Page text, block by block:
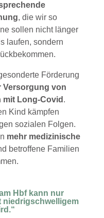
, die wir so
sollen nicht länger
laufen, sondern
Förderung
Versorgung von
Long-Covid .
Kind kämpfen
sozialen Folgen.
mehr medizinische
betroffene Familien
Hbf kann nur
niedrigschwelligem